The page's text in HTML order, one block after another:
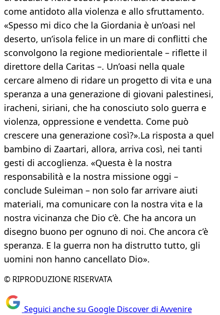
come antidoto alla violenza e allo sfruttamento.
«Spesso mi dico che la Giordania è un’oasi nel
deserto, un’isola felice in un mare di conflitti che
sconvolgono la regione mediorientale – riflette il
direttore della Caritas –. Un’oasi nella quale
cercare almeno di ridare un progetto di vita e una
speranza a una generazione di giovani palestinesi,
iracheni, siriani, che ha conosciuto solo guerra e
violenza, oppressione e vendetta. Come può
crescere una generazione così?».La risposta a quel
bambino di Zaartari, allora, arriva così, nei tanti
gesti di accoglienza. «Questa è la nostra
responsabilità e la nostra missione oggi –
conclude Suleiman – non solo far arrivare aiuti
materiali, ma comunicare con la nostra vita e la
nostra vicinanza che Dio c’è. Che ha ancora un
disegno buono per ognuno di noi. Che ancora c’è
speranza. E la guerra non ha distrutto tutto, gli
uomini non hanno cancellato Dio».
© RIPRODUZIONE RISERVATA
Seguici anche su Google Discover di Avvenire